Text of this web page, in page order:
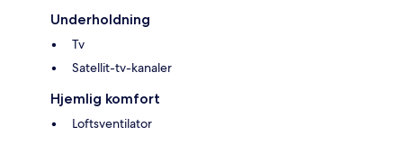
Underholdning
Tv
Satellit-tv-kanaler
Hjemlig komfort
Loftsventilator